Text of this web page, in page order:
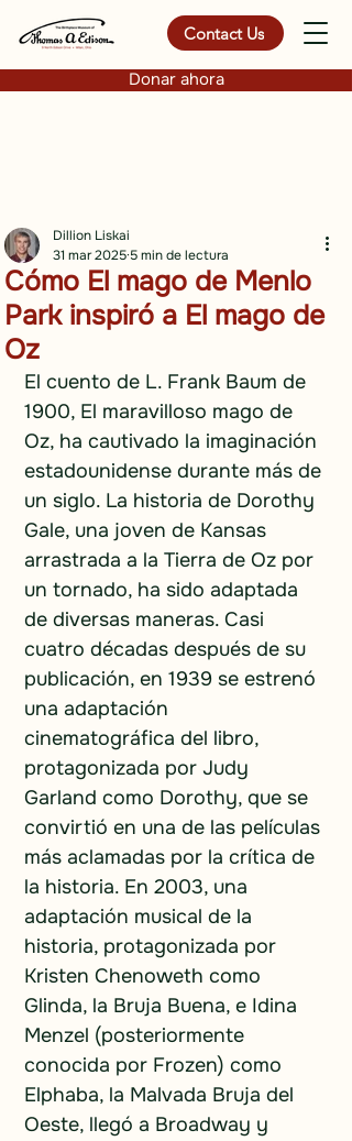
Contact Us
Donar ahora
Cómo El mago de Menlo
Park inspiró a El mago de
Oz
Dillion Liskai
31 mar 2025 5 min de lectura
El cuento de L. Frank Baum de
1900, El maravilloso mago de
Oz, ha cautivado la imaginación
estadounidense durante más de
un siglo. La historia de Dorothy
Gale, una joven de Kansas
arrastrada a la Tierra de Oz por
un tornado, ha sido adaptada
de diversas maneras. Casi
cuatro décadas después de su
publicación, en 1939 se estrenó
una adaptación
cinematográfica del libro,
protagonizada por Judy
Garland como Dorothy, que se
convirtió en una de las películas
más aclamadas por la crítica de
la historia. En 2003, una
adaptación musical de la
historia, protagonizada por
Kristen Chenoweth como
Glinda, la Bruja Buena, e Idina
Menzel (posteriormente
conocida por Frozen) como
Elphaba, la Malvada Bruja del
Oeste, llegó a Broadway y